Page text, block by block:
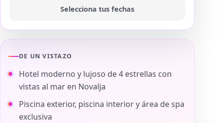
DE UN VISTAZO
Hotel moderno y lujoso de 4 estrellas con
vistas al mar en Novalja
Piscina exterior, piscina interior y área de spa
exclusiva
Selecciona tus fechas